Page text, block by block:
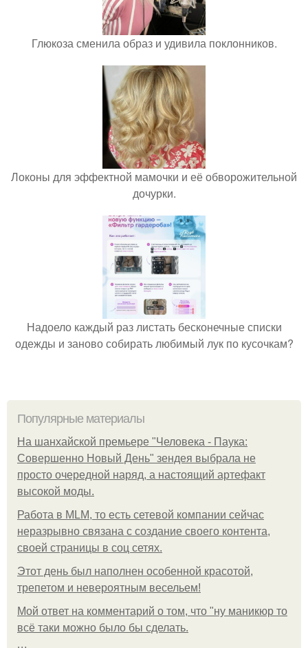
Глюкоза сменила образ и удивила поклонников.
Локоны для эффектной мамочки и её обворожительной
дочурки.
Надоело каждый раз листать бесконечные списки
одежды и заново собирать любимый лук по кусочкам?
Популярные материалы
На шанхайской премьере "Человека - Паука:
Совершенно Новый День" зендея выбрала не
просто очередной наряд, а настоящий артефакт
высокой моды.
Работа в MLM, то есть сетевой компании сейчас
неразрывно связана с создание своего контента,
своей страницы в соц сетях.
Этот день был наполнен особенной красотой,
трепетом и невероятным весельем!
Мой ответ на комментарий о том, что "ну маникюр то
всё таки можно было бы сделать.